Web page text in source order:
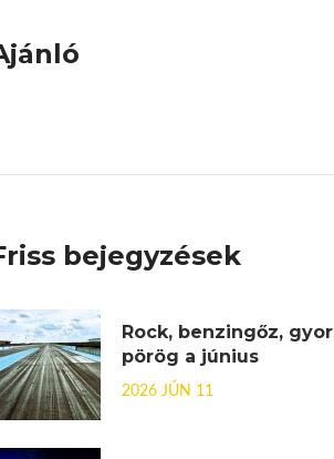
bejegyzések
Rock, benzingőz,
pörög a június
2026 JÚN 11